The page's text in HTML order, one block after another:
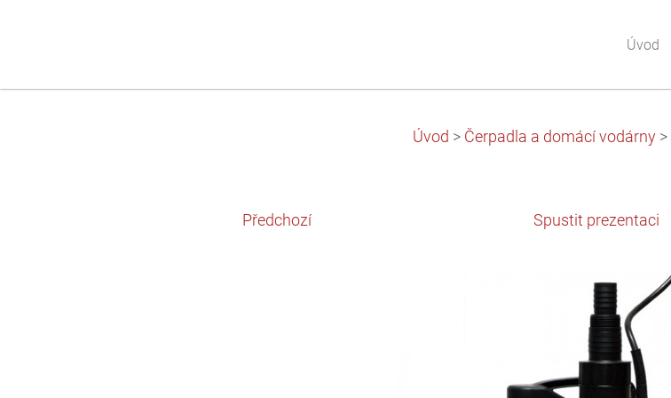
Úvod
Úvod > Čerpadla a domácí vodárny >
Předchozí Spustit prezentaci